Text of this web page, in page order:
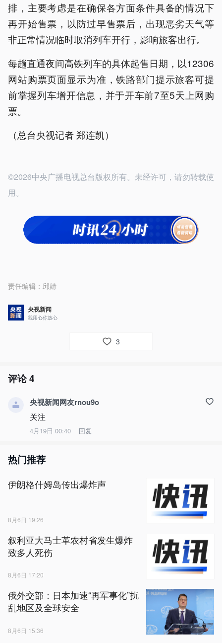
排，主要考虑是在确保各方面条件具备的情况下
再开始售票，以防过早售票后，出现恶劣天气等
非正常情况临时取消列车开行，影响旅客出行。
每趟直通夜间高铁列车的具体起售日期，以12306
网站购票页面显示为准，铁路部门提示旅客可提
前掌握列车增开信息，并于开车前7至5天上网购
票。
（总台央视记者 郑连凯）
©2026中央广播电视总台版权所有。未经许可，请勿转载使
用。
责任编辑： 邱婧
央视新闻
我用心你放心
3
评论4
央视新闻网友rnou9o
关注
4月19日 00:40 回复
热门推荐
伊朗格什姆岛传出爆炸声
8月6日 19:26
叙利亚大马士革农村省发生爆炸
致多人死伤
8月6日 17:20
俄外交部：日本加速“再军事化”扰
乱地区及全球安全
8月6日 15:36